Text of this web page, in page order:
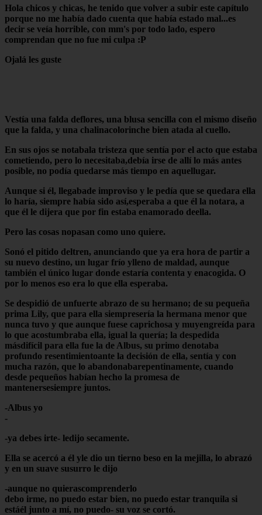
Hola chicos y chicas, he tenido que volver a subir este capítulo
porque no me había dado cuenta que había estado mal...es
decir se veía horrible, con mm's por todo lado, espero
comprendan que no fue mi culpa :P
Ojalá les guste
Vestía una falda deflores, una blusa sencilla con el mismo diseño
que la falda, y una chalinacolorinche bien atada al cuello.
En sus ojos se notabala tristeza que sentía por el acto que estaba
cometiendo, pero lo necesitaba,debía irse de allí lo más antes
posible, no podía quedarse más tiempo en aquellugar.
Aunque si él, llegabade improviso y le pedía que se quedara ella
lo haría, siempre había sido así,esperaba a que él la notara, a
que él le dijera que por fin estaba enamorado deella.
Pero las cosas nopasan como uno quiere.
Sonó el pitido deltren, anunciando que ya era hora de partir a
su nuevo destino, un lugar frío ylleno de maldad, aunque
también el único lugar donde estaría contenta y enacogida. O
por lo menos eso era lo que ella esperaba.
Se despidió de unfuerte abrazo de su hermano; de su pequeña
prima Lily, que para ella siempresería la hermana menor que
nunca tuvo y que aunque fuese caprichosa y muyengreída para
lo que acostumbraba ella, igual la quería; la despedida
másdifícil para ella fue la de Albus, su primo denotaba
profundo resentimientoante la decisión de ella, sentía y con
mucha razón, que lo abandonabarepentinamente, cuando
desde pequeños habían hecho la promesa de
mantenersesiempre juntos.
-Albus yo
-
-ya debes irte- ledijo secamente.
Ella se acercó a él yle dio un tierno beso en la mejilla, lo abrazó
y en un suave susurro le dijo
-aunque no quierascomprenderlo
debo irme, no puedo estar bien, no puedo estar tranquila si
estáél junto a mí, no puedo- su voz se cortó.